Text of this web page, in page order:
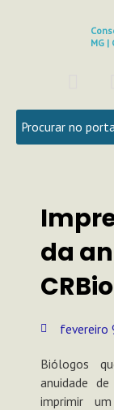
MG |
c
e
b
k
da
fevereiro
Biólogos
anuidade
imprimir